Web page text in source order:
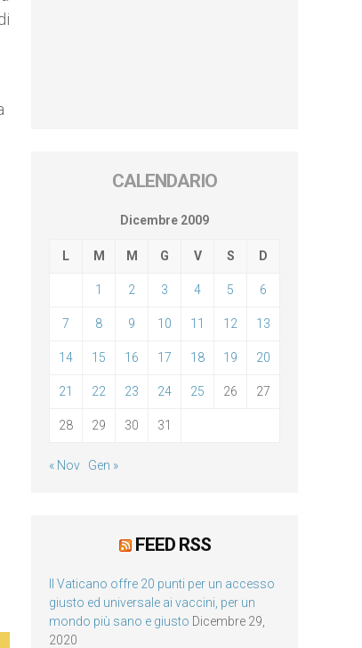
CALENDARIO
Dicembre 2009
L M M G V S D
1 2 3 4 5 6
7 8 9 10 11 12 13
14 15 16 17 18 19 20
21 22 23 24 25 26 27
28 29 30 31
« Nov Gen »
FEED RSS
Il Vaticano offre 20 punti per un accesso
giusto ed universale ai vaccini, per un
mondo più sano e giusto Dicembre 29,
2020